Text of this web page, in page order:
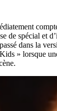
de spécial et
dans la
» lorsque